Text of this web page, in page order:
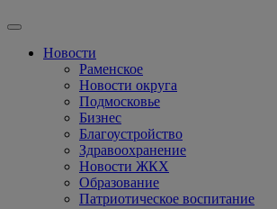
Новости
Раменское
Новости округа
Подмосковье
Бизнес
Благоустройство
Здравоохранение
Новости ЖКХ
Образование
Патриотическое воспитание